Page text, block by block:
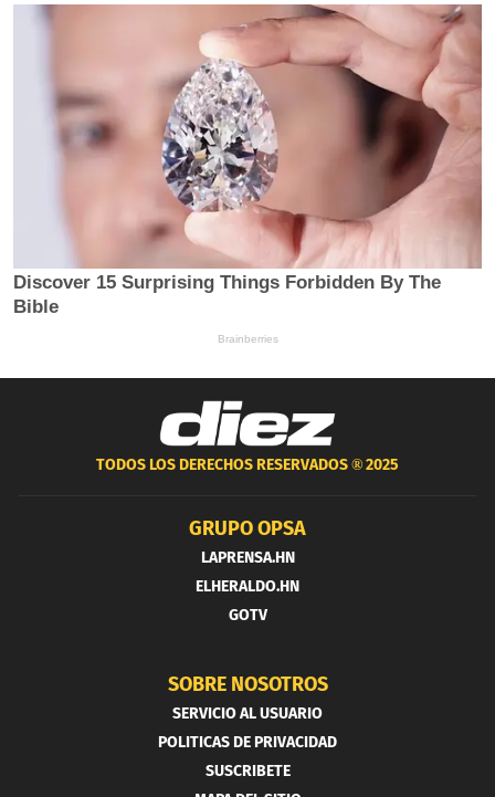
TODOS LOS DERECHOS RESERVADOS ®2025
GRUPO OPSA
LAPRENSA.HN
ELHERALDO.HN
GOTV
SOBRE NOSOTROS
SERVICIO AL USUARIO
POLITICAS DE PRIVACIDAD
SUSCRIBETE